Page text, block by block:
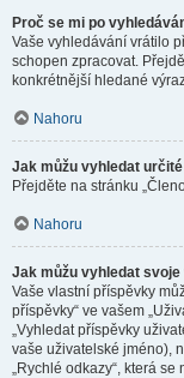
Proč se mi po
Vaše vyhledávání vrátilo
schopen zpracovat.
konkrétnější hledané
Nahoru
Jak můžu vyhledat
Přejděte na stránku
Nahoru
Jak můžu vyhledat
Vaše vlastní příspěvky
příspěvky“ ve vašem
„Vyhledat příspěvky
vaše uživatelské jméno),
„Rychlé odkazy“, která